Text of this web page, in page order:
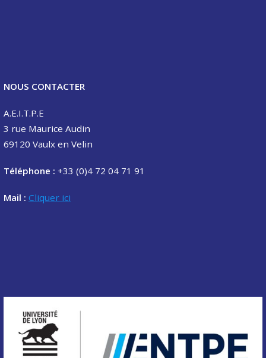
NOUS CONTACTER
A.E.I.T.P.E
3 rue Maurice Audin
69120 Vaulx en Velin
Téléphone : +33 (0)4 72 04 71 91
Mail : Cliquer ici